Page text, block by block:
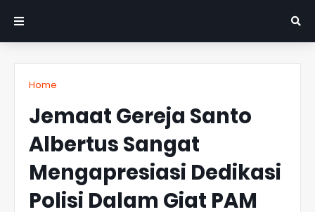
Home
Jemaat Gereja Santo
Albertus Sangat
Mengapresiasi Dedikasi
Polisi Dalam Giat PAM